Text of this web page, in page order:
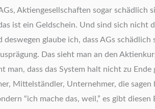
Aktiengesellschaften sogar
ist ein Geldschein. Und sind sich nicht
glaube ich, dass AGs
Das sieht man an den
dass das System halt nicht zu
Mittelständler, Unternehmer, die sagen
“ich mache das, weil,” es gibt